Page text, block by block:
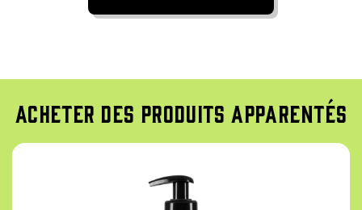
Acheter des produits apparentés